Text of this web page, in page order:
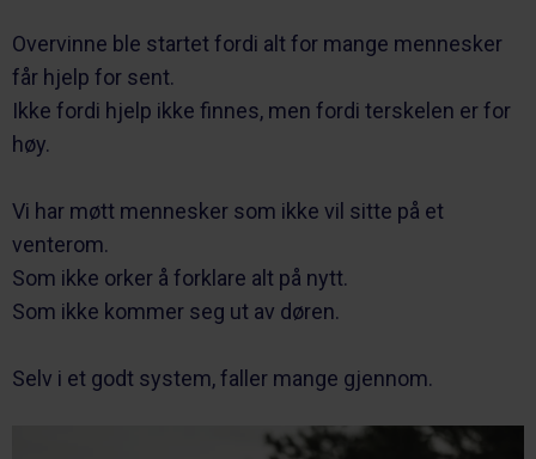
Overvinne ble startet fordi alt for mange mennesker
får hjelp for sent.
Ikke fordi hjelp ikke finnes, men fordi terskelen er for
høy.
Vi har møtt mennesker som ikke vil sitte på et
venterom.
Som ikke orker å forklare alt på nytt.
Som ikke kommer seg ut av døren.
Selv i et godt system, faller mange gjennom.